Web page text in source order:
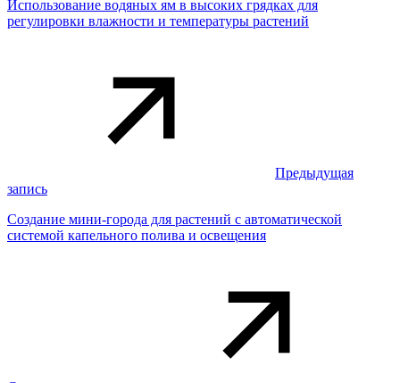
Использование водяных ям в высоких грядках для
регулировки влажности и температуры растений
Предыдущая
запись
Создание мини-города для растений с автоматической
системой капельного полива и освещения